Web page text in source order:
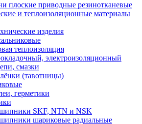
плоские приводные резинотканевые
и теплоизоляционные материалы
изделия
теплоизоляция
электроизоляционный
смазки
(тавотницы)
герметики
SKF, NTN и NSK
шариковые радиальные